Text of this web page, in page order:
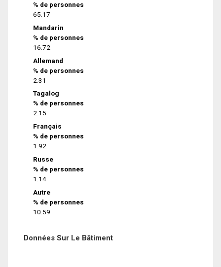
% de personnes
65.17
Mandarin
% de personnes
16.72
Allemand
% de personnes
2.31
Tagalog
% de personnes
2.15
Français
% de personnes
1.92
Russe
% de personnes
1.14
Autre
% de personnes
10.59
Données Sur Le Bâtiment